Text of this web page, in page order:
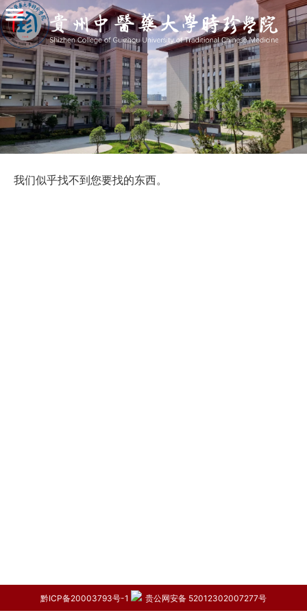
我们似乎找不到您要找的东西。
黔ICP备20003793号-1 贵公网安备 52012302007277号